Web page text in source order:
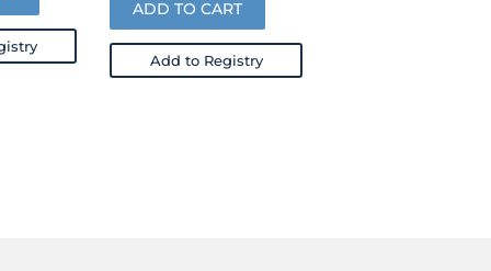
ADD TO CART
Add to Registry